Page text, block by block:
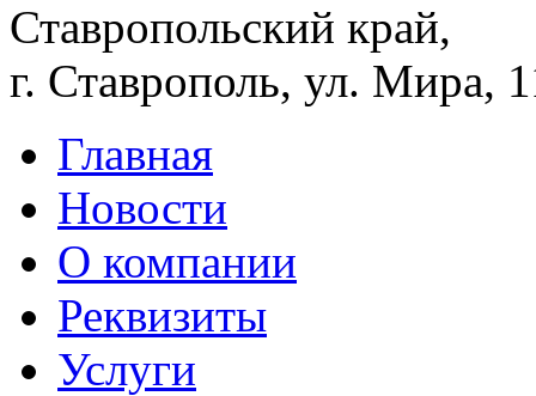
Ставропольский край,
г. Ставрополь, ул. Мира,
Главная
Новости
О компании
Реквизиты
Услуги